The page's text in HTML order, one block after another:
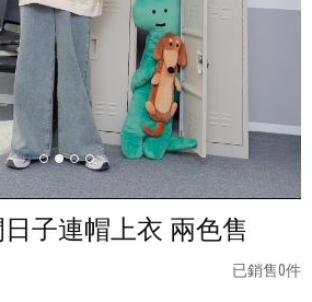
日子連帽上衣 兩色售
已銷售0件